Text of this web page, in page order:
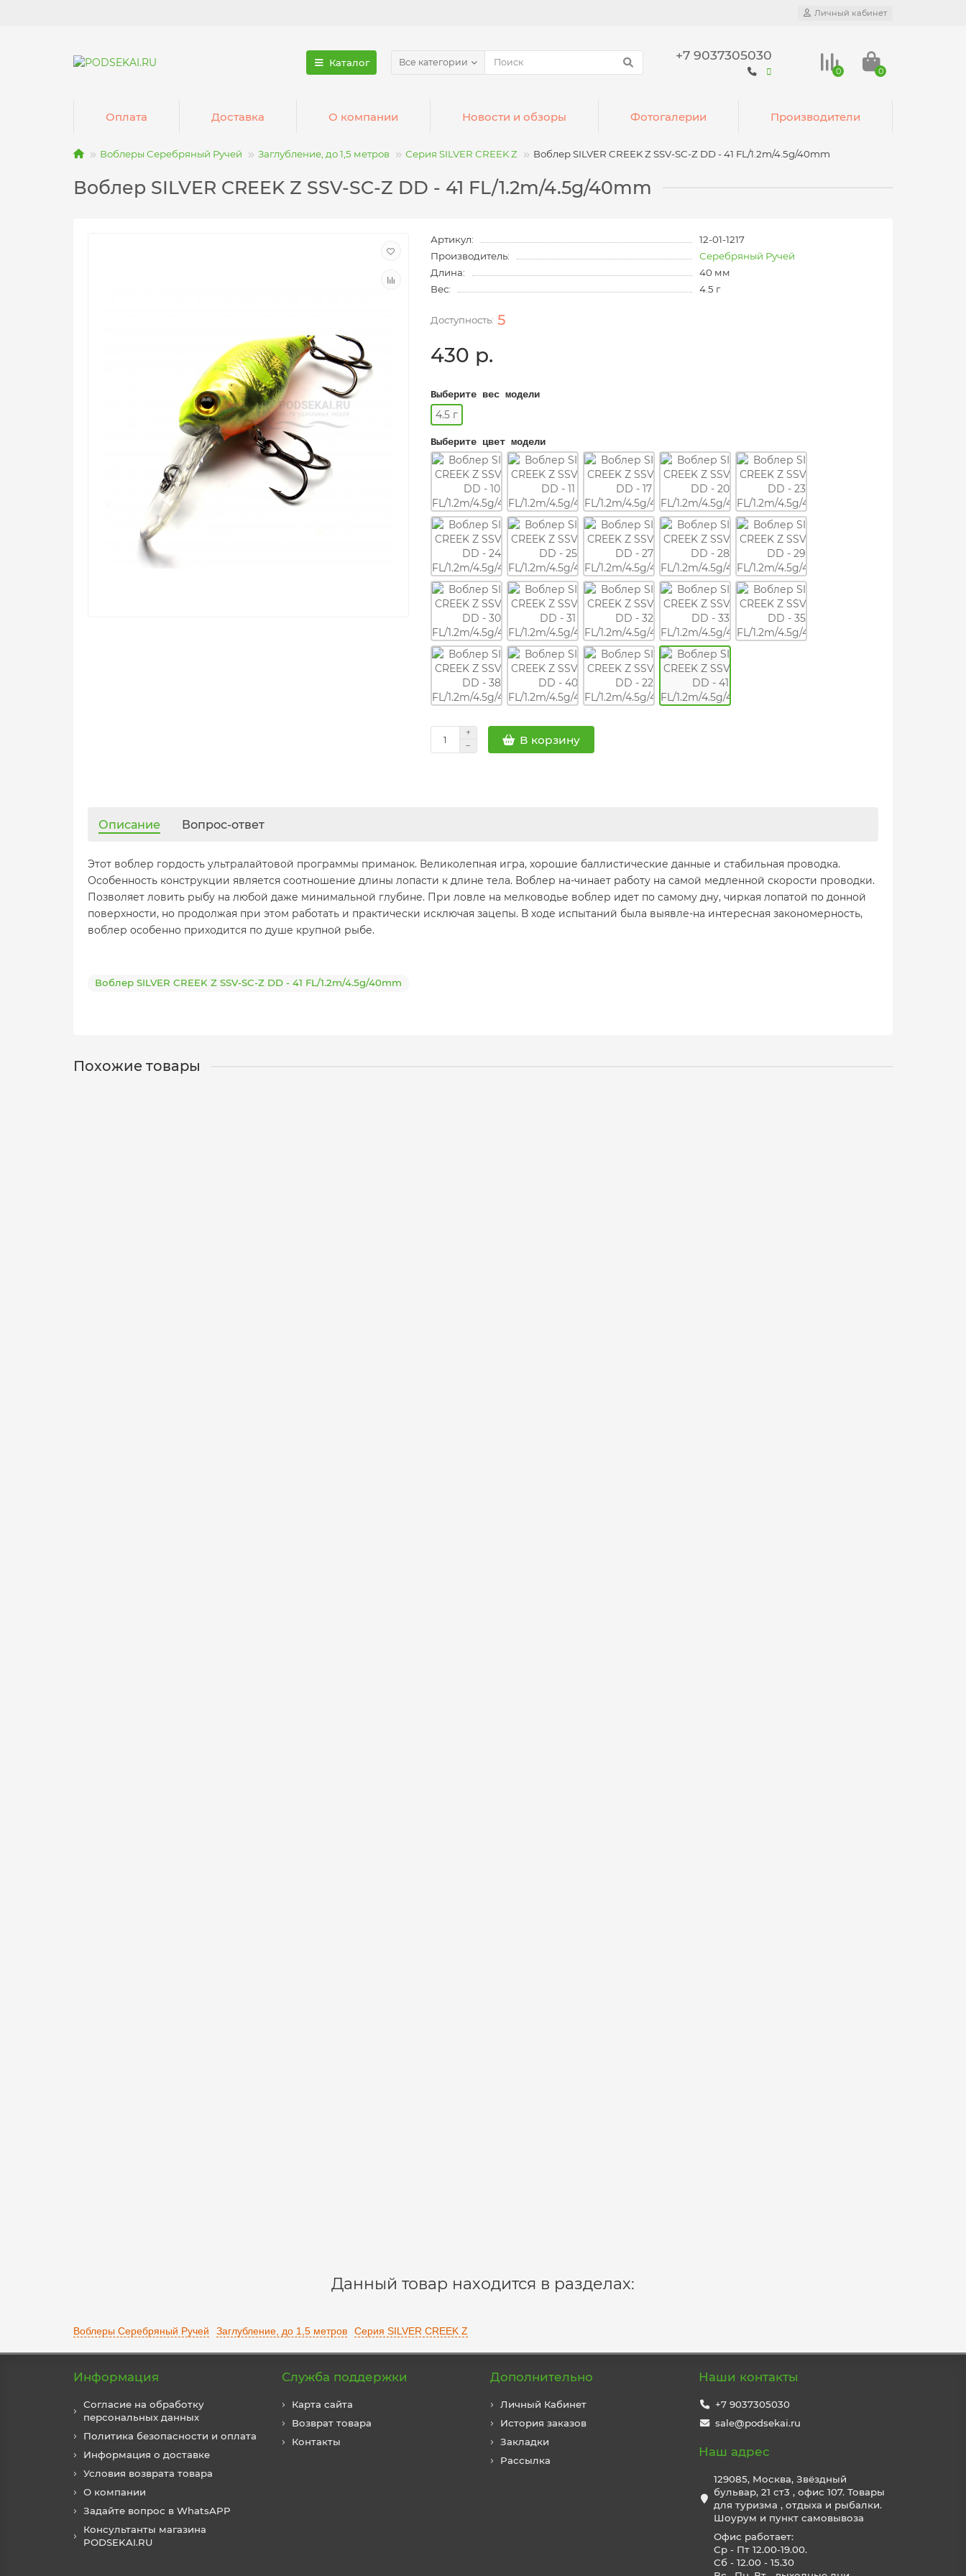
Личный кабинет
Каталог Все категории +7 9037305030
0 0
Оплата Доставка О компании Новости и обзоры Фотогалерии Производители
Воблеры Серебряный Ручей Заглубление, до 1,5 метров Серия SILVER CREEK Z Воблер SILVER CREEK Z SSV-SC-Z DD - 41 FL/1.2m/4.5g/40mm
Воблер SILVER CREEK Z SSV-SC-Z DD - 41 FL/1.2m/4.5g/40mm
Артикул:
12-01-1217
Производитель:
Серебряный Ручей
Длина:
40 мм
Вес:
4.5 г
5
430 р.
Выберите вес модели
4.5 г
Выберите цвет модели
В корзину
Описание Вопрос-ответ
Этот воблер гордость ультралайтовой программы приманок. Великолепная игра, хорошие баллистические данные и стабильная проводка.
Особенность конструкции является соотношение длины лопасти к длине тела. Воблер на-чинает работу на самой медленной скорости проводки.
Позволяет ловить рыбу на любой даже минимальной глубине. При ловле на мелководье воблер идет по самому дну, чиркая лопатой по донной
поверхности, но продолжая при этом работать и практически исключая зацепы. В ходе испытаний была выявле-на интересная закономерность,
воблер особенно приходится по душе крупной рыбе.
Воблер SILVER CREEK Z SSV-SC-Z DD - 41 FL/1.2m/4.5g/40mm
Похожие товары
Данный товар находится в разделах:
Воблеры Серебряный Ручей Заглубление, до 1,5 метров Серия SILVER CREEK Z
Информация
Согласие на обработку
персональных данных
Политика безопасности и оплата
Информация о доставке
Условия возврата товара
О компании
Задайте вопрос в WhatsAPP
Консультанты магазина
PODSEKAI.RU
Служба поддержки
Карта сайта
Возврат товара
Контакты
Дополнительно
Личный Кабинет
История заказов
Закладки
Рассылка
Наши контакты
+7 9037305030
sale@podsekai.ru
Наш адрес
129085, Москва, Звёздный
бульвар, 21 ст3 , офис 107. Товары
для туризма , отдыха и рыбалки.
Шоурум и пункт самовывоза
Офис работает:
Ср - Пт 12.00-19.00.
Сб - 12.00 - 15.30